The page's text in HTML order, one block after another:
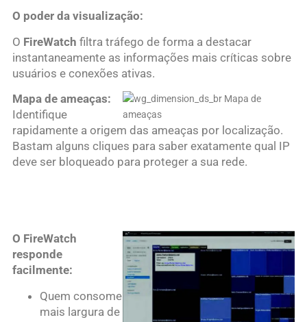
O poder da visualização:
O FireWatch filtra tráfego de forma a destacar
instantaneamente as informações mais críticas sobre
usuários e conexões ativas.
Mapa de ameaças:
Identifique
rapidamente a origem das ameaças por localização.
Bastam alguns cliques para saber exatamente qual IP
deve ser bloqueado para proteger a sua rede.
O FireWatch
responde
facilmente:
Quem consome
mais largura de